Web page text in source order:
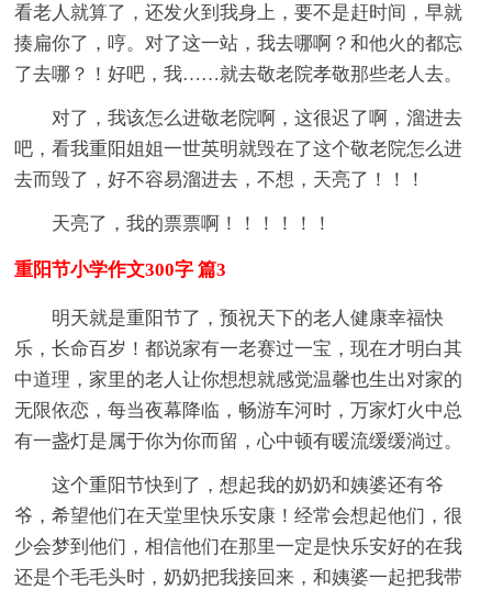
看老人就算了，还发火到我身上，要不是赶时间，早就
揍扁你了，哼。对了这一站，我去哪啊？和他火的都忘
了去哪？！好吧，我……就去敬老院孝敬那些老人去。
对了，我该怎么进敬老院啊，这很迟了啊，溜进去
吧，看我重阳姐姐一世英明就毁在了这个敬老院怎么进
去而毁了，好不容易溜进去，不想，天亮了！！！
天亮了，我的票票啊！！！！！！
重阳节小学作文300字 篇3
明天就是重阳节了，预祝天下的老人健康幸福快
乐，长命百岁！都说家有一老赛过一宝，现在才明白其
中道理，家里的老人让你想想就感觉温馨也生出对家的
无限依恋，每当夜幕降临，畅游车河时，万家灯火中总
有一盏灯是属于你为你而留，心中顿有暖流缓缓淌过。
这个重阳节快到了，想起我的奶奶和姨婆还有爷
爷，希望他们在天堂里快乐安康！经常会想起他们，很
少会梦到他们，相信他们在那里一定是快乐安好的在我
还是个毛毛头时，奶奶把我接回来，和姨婆一起把我带